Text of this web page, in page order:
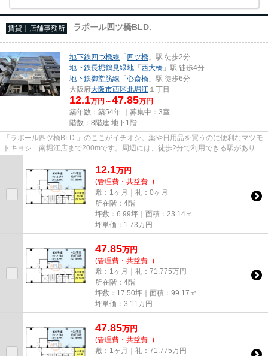
賃貸｜店舗事務所 ラポール四ツ橋BLD.
地下鉄四つ橋線 「四ツ橋 」駅 徒歩2分
地下鉄長堀鶴見緑地 「西大橋 」駅 徒歩4分
地下鉄御堂筋線 「心斎橋 」駅 徒歩6分
大阪府大阪市西区北堀江 １丁目
12.1万円～47.85万円
築年数：築54年 ｜募集中： 3室
階数：8階建 地下1階
「ラポール四ツ橋BLD.」のここがイチオシ。薬や日用品を買うのに便利なマツモ
トキヨシ 南堀江店まで200mです。周辺には、徒歩2分で利用できる駅がありま
す。駐車場までの距離は300mで...
12.1万円
(管理費・共益費 -)
敷：1ヶ月｜礼：0ヶ月
所在階：4階
坪数：6.99坪｜面積：23.14㎡
坪単価： 1.73万円
47.85万円
(管理費・共益費 -)
敷：1ヶ月｜礼：71.775万円
所在階：4階
坪数：17.50坪｜面積：99.17㎡
坪単価： 3.11 万円
47.85万円
(管理費・共益費 -)
敷：1ヶ月｜礼：71.775万円